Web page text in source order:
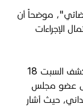
موضحاً أن
الإجراءات
وكان وزير الداخلية العراقي عبدالأمير الشمري، كشف السبت 18
اغتيال عضو مجلس
حيث أشار